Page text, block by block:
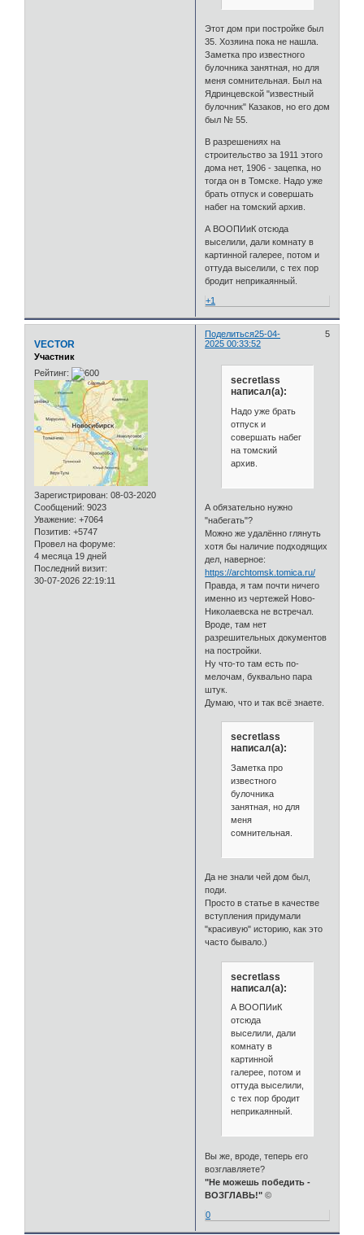
Этот дом при постройке был
35. Хозяина пока не нашла.
Заметка про известного
булочника занятная, но для
меня сомнительная. Был на
Ядринцевской "известный
булочник" Казаков, но его дом
был № 55.
В разрешениях на
строительство за 1911 этого
дома нет, 1906 - зацепка, но
тогда он в Томске. Надо уже
брать отпуск и совершать
набег на томский архив.
А ВООПИиК отсюда
выселили, дали комнату в
картинной галерее, потом и
оттуда выселили, с тех пор
бродит неприкаянный.
+1
Поделиться 5
25-04-
2025 00:33:52
VECTOR
Участник
Рейтинг:
Зарегистрирован: 08-03-2020
Сообщений: 9023
Уважение: +7064
Позитив: +5747
Провел на форуме:
4 месяца 19 дней
Последний визит:
30-07-2026 22:19:11
secretlass
написал(а):
Надо уже брать
отпуск и
совершать набег
на томский
архив.
А обязательно нужно
"набегать"?
Можно же удалённо глянуть
хотя бы наличие подходящих
дел, наверное:
https://archtomsk.tomica.ru/
Правда, я там почти ничего
именно из чертежей Ново-
Николаевска не встречал.
Вроде, там нет
разрешительных документов
на постройки.
Ну что-то там есть по-
мелочам, буквально пара
штук.
Думаю, что и так всё знаете.
secretlass
написал(а):
Заметка про
известного
булочника
занятная, но для
меня
сомнительная.
Да не знали чей дом был,
поди.
Просто в статье в качестве
вступления придумали
"красивую" историю, как это
часто бывало.)
secretlass
написал(а):
А ВООПИиК
отсюда
выселили, дали
комнату в
картинной
галерее, потом и
оттуда выселили,
с тех пор бродит
неприкаянный.
Вы же, вроде, теперь его
возглавляете?
"Не можешь победить -
ВОЗГЛАВЬ!"©
0